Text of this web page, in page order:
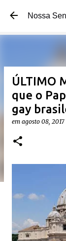
Nossa
ÚLTIMO
que o
gay
em agosto 08, 2017